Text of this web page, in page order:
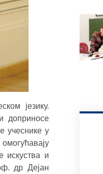
језику.
доприносе
учеснике у
искуства и
др Дејан